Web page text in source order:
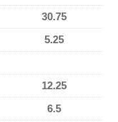
30.75
5.25
12.25
6.5